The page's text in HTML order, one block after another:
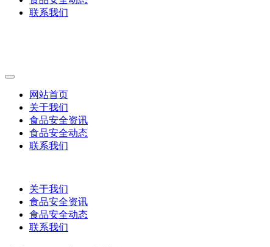
联系我们
网站首页
关于我们
食品安全资讯
食品安全动态
联系我们
关于我们
食品安全资讯
食品安全动态
联系我们